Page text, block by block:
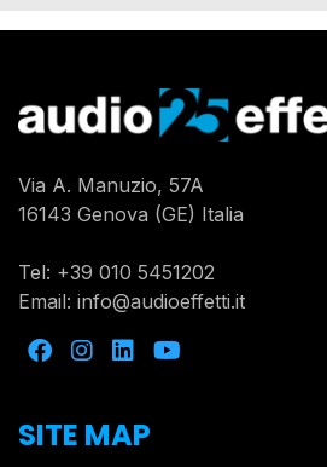
Via A. Manuzio, 57A
16143 Genova (GE) Italia
Tel: +39 010 5451202
Email: info@audioeffetti.it
SITE MAP